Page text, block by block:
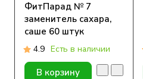
ФитПарад № 7
заменитель сахара,
саше 60 штук
4.9 Есть в наличии
В корзину